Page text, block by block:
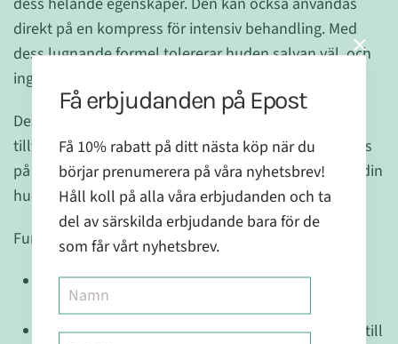
direkt på en kompress för intensiv behandling. Med
dess lugnande formel tolererar huden salvan väl, och
inga fall av allergiska reaktioner har rapporterats.
Dessutom kan du vara säker på att denna produkt
tillverkas utan syntetiska färgämnen och aldrig testas
på djur, vilket gör det till ett etiskt och säkert val för din
hud- och kroppsvård.
Funktioner:
Vårdande och skyddande: Arnica, kamomill och
trollhassel lugnar och skyddar huden.
Regenererande: Arnica och beta-karoten hjälper till
Få erbjudanden på Epost
Få 10% rabatt på ditt nästa köp när du
börjar prenumerera på våra nyhetsbrev!
Håll koll på alla våra erbjudanden och ta
del av särskilda erbjudande bara för de
som får vårt nyhetsbrev.